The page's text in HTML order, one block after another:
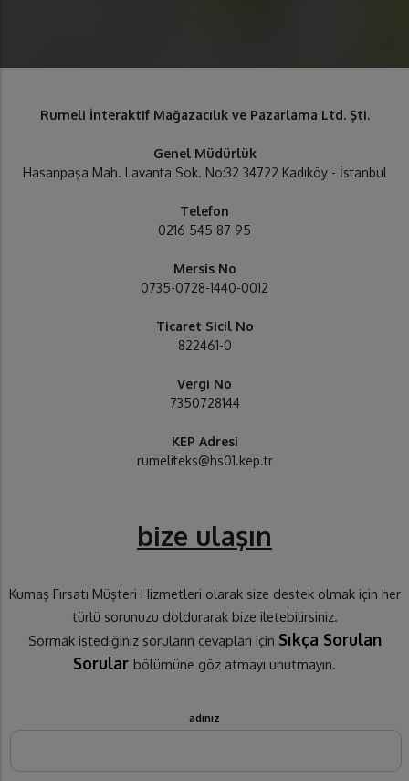
Rumeli İnteraktif Mağazacılık ve Pazarlama Ltd. Şti.
Genel Müdürlük
Hasanpaşa Mah. Lavanta Sok. No:32 34722 Kadıköy - İstanbul
Telefon
0216 545 87 95
Mersis No
0735-0728-1440-0012
Ticaret Sicil No
822461-0
Vergi No
7350728144
KEP Adresi
rumeliteks@hs01.kep.tr
bize ulaşın
Kumaş Fırsatı Müşteri Hizmetleri olarak size destek olmak için her
türlü sorunuzu doldurarak bize iletebilirsiniz.
Sormak istediğiniz soruların cevapları için Sıkça Sorulan
Sorular bölümüne göz atmayı unutmayın.
adınız